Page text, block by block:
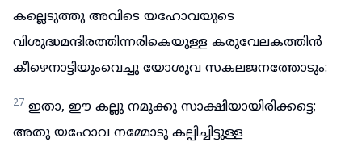
കല്ലെടുത്തു അവിടെ യഹോവയുടെ
വിശുദ്ധമന്ദിരത്തിന്നരികെയുള്ള കരുവേലകത്തിൻ
കീഴെനാട്ടിയുംവെച്ചു യോശുവ സകലജനത്തോടും:
27 ഇതാ, ഈ കല്ലു നമുക്കു സാക്ഷിയായിരിക്കട്ടെ;
അതു യഹോവ നമ്മോടു കല്പിച്ചിട്ടുള്ള